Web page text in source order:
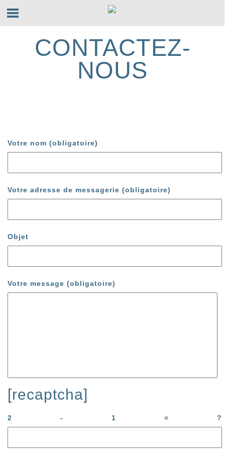
CONTACTEZ-
NOUS
Votre nom (obligatoire)
Votre adresse de messagerie (obligatoire)
Objet
Votre message (obligatoire)
[recaptcha]
2 - 1 = ?